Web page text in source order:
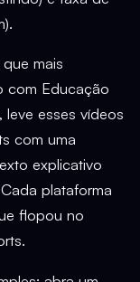
mais
com Educação
leve esses vídeos
com uma
explicativo
plataforma
flopou no